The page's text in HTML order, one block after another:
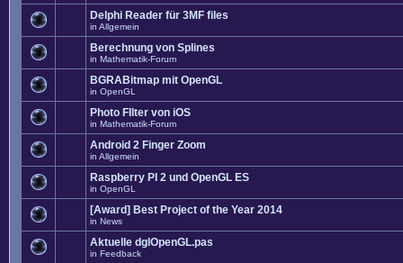
Delphi Reader für 3MF files
in Allgemein
Berechnung von Splines
in Mathematik-Forum
BGRABitmap mit OpenGL
in OpenGL
Photo FIlter von iOS
in Mathematik-Forum
Android 2 Finger Zoom
in Allgemein
Raspberry PI 2 und OpenGL ES
in OpenGL
[Award] Best Project of the Year 2014
in News
Aktuelle dglOpenGL.pas
in Feedback